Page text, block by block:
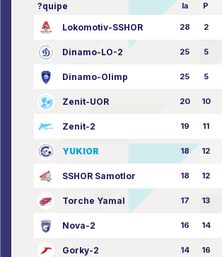
?quipe la P
Lokomotiv-SSHOR 28 2
Dinamo-LO-2 25 5
Dinamo-Olimp 25 5
Zenit-UOR 20 10
Zenit-2 19 11
YUKIOR 18 12
SSHOR Samotlor 18 12
Torche Yamal 17 13
Nova-2 16 14
Gorky-2 14 16